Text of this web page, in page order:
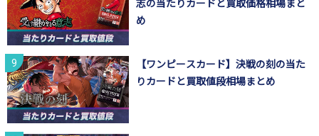
志の当たりカードと買取価格相場まと
め
【ワンピースカード】決戦の刻の当た
りカードと買取値段相場まとめ